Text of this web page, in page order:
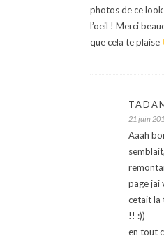
photos de ce
l’oeil ! Merci
que cela te plaise
21 juin
Aaah
page jai
cetait la
!! :))
en tout